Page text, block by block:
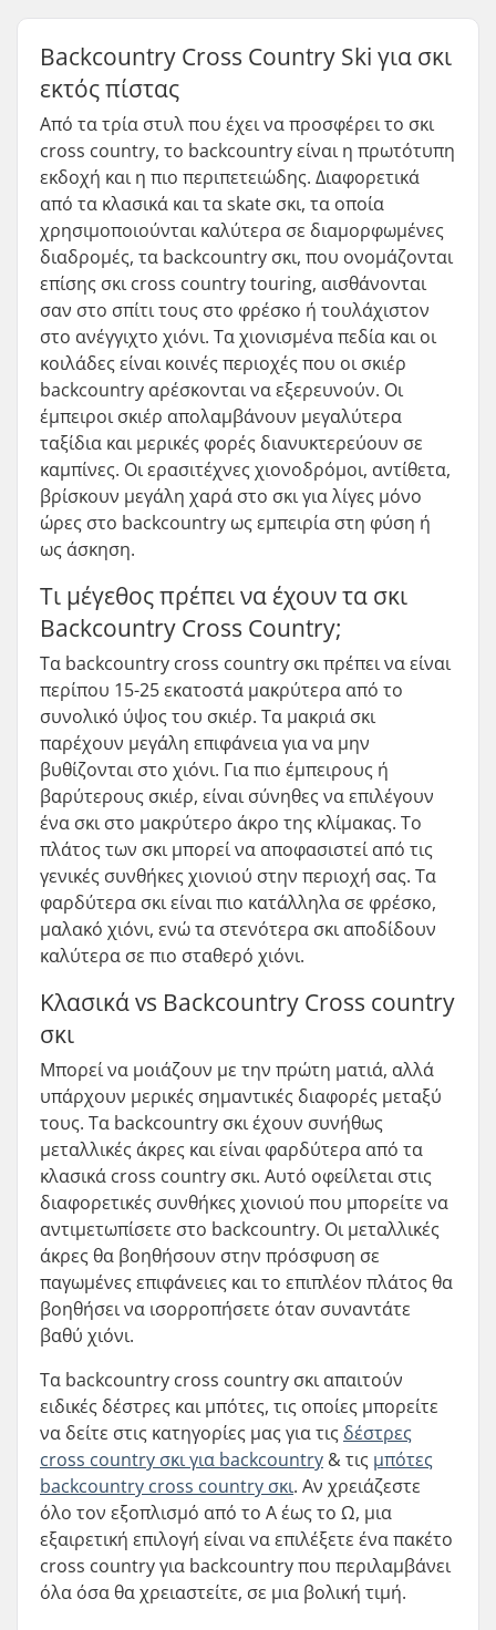
Backcountry Cross Country Ski για σκι
εκτός πίστας
Από τα τρία στυλ που έχει να προσφέρει το σκι
cross country, το backcountry είναι η πρωτότυπη
εκδοχή και η πιο περιπετειώδης. Διαφορετικά
από τα κλασικά και τα skate σκι, τα οποία
χρησιμοποιούνται καλύτερα σε διαμορφωμένες
διαδρομές, τα backcountry σκι, που ονομάζονται
επίσης σκι cross country touring, αισθάνονται
σαν στο σπίτι τους στο φρέσκο ή τουλάχιστον
στο ανέγγιχτο χιόνι. Τα χιονισμένα πεδία και οι
κοιλάδες είναι κοινές περιοχές που οι σκιέρ
backcountry αρέσκονται να εξερευνούν. Οι
έμπειροι σκιέρ απολαμβάνουν μεγαλύτερα
ταξίδια και μερικές φορές διανυκτερεύουν σε
καμπίνες. Οι ερασιτέχνες χιονοδρόμοι, αντίθετα,
βρίσκουν μεγάλη χαρά στο σκι για λίγες μόνο
ώρες στο backcountry ως εμπειρία στη φύση ή
ως άσκηση.
Τι μέγεθος πρέπει να έχουν τα σκι
Backcountry Cross Country;
Τα backcountry cross country σκι πρέπει να είναι
περίπου 15-25 εκατοστά μακρύτερα από το
συνολικό ύψος του σκιέρ. Τα μακριά σκι
παρέχουν μεγάλη επιφάνεια για να μην
βυθίζονται στο χιόνι. Για πιο έμπειρους ή
βαρύτερους σκιέρ, είναι σύνηθες να επιλέγουν
ένα σκι στο μακρύτερο άκρο της κλίμακας. Το
πλάτος των σκι μπορεί να αποφασιστεί από τις
γενικές συνθήκες χιονιού στην περιοχή σας. Τα
φαρδύτερα σκι είναι πιο κατάλληλα σε φρέσκο,
μαλακό χιόνι, ενώ τα στενότερα σκι αποδίδουν
καλύτερα σε πιο σταθερό χιόνι.
Κλασικά vs Backcountry Cross country
σκι
Μπορεί να μοιάζουν με την πρώτη ματιά, αλλά
υπάρχουν μερικές σημαντικές διαφορές μεταξύ
τους. Τα backcountry σκι έχουν συνήθως
μεταλλικές άκρες και είναι φαρδύτερα από τα
κλασικά cross country σκι. Αυτό οφείλεται στις
διαφορετικές συνθήκες χιονιού που μπορείτε να
αντιμετωπίσετε στο backcountry. Οι μεταλλικές
άκρες θα βοηθήσουν στην πρόσφυση σε
παγωμένες επιφάνειες και το επιπλέον πλάτος θα
βοηθήσει να ισορροπήσετε όταν συναντάτε
βαθύ χιόνι.
Τα backcountry cross country σκι απαιτούν
ειδικές δέστρες και μπότες, τις οποίες μπορείτε
να δείτε στις κατηγορίες μας για τις δέστρες
cross country σκι για backcountry & τις μπότες
backcountry cross country σκι. Αν χρειάζεστε
όλο τον εξοπλισμό από το Α έως το Ω, μια
εξαιρετική επιλογή είναι να επιλέξετε ένα πακέτο
cross country για backcountry που περιλαμβάνει
όλα όσα θα χρειαστείτε, σε μια βολική τιμή.